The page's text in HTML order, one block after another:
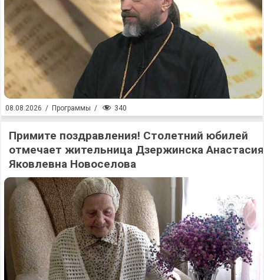
08.08.2026 / Программы / 340
Примите поздравления! Столетний юбилей
отмечает жительница Дзержинска Анастасия
Яковлевна Новоселова